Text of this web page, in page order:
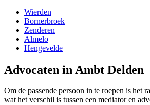
Wierden
Bornerbroek
Zenderen
Almelo
Hengevelde
Advocaten in Ambt Delden
Om de passende persoon in te roepen is het
wat het verschil is tussen een mediator en